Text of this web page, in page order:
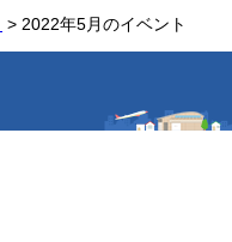
> 2022年5月のイベント